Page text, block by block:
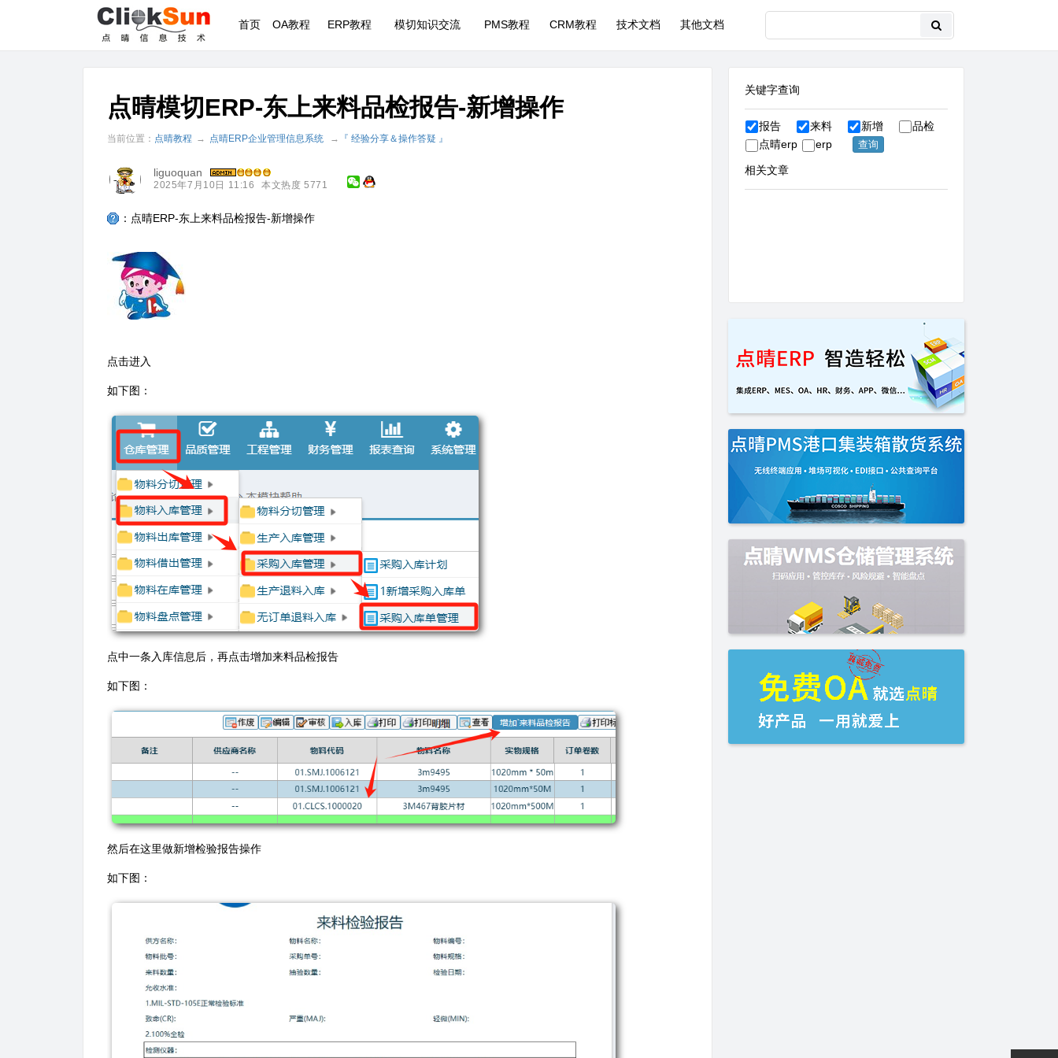
首页 OA教程 ERP教程 模切知识交流 PMS教程 CRM教程 技术文档 其他文档
点晴模切ERP-东上来料品检报告-新增操作
当前位置： 点晴教程 → 点晴ERP企业管理信息系统 → 『 经验分享＆操作答疑 』
liguoquan
2025年7月10日 11:16 本文热度 5771
：点晴ERP-东上来料品检报告-新增操作
​点击进入
如下图：
点中一条入库信息后，再点击增加来料品检报告
如下图：
​然后在这里做新增检验报告操作
如下图：
关键字查询
报告 来料 新增
品检
点晴erp
erp
相关文章